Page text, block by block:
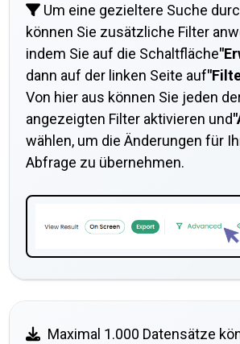
Um eine gezieltere Suche
können Sie zusätzliche Filter
indem Sie auf die Schaltfläche
dann auf der linken Seite auf
Von hier aus können Sie jeden
angezeigten Filter aktivieren und
wählen, um die Änderungen für
Abfrage zu übernehmen.
Maximal 1.000 Datensätze